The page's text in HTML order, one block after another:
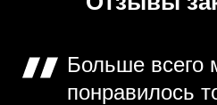
Больше всего
понравилось